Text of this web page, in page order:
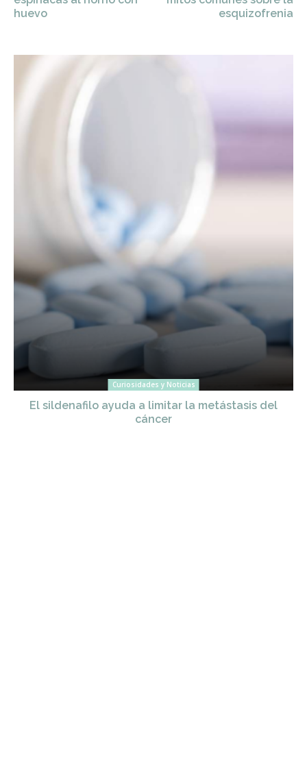
huevo
esquizofrenia
Curiosidades y Noticias
El sildenafilo ayuda a limitar la metástasis del
cáncer